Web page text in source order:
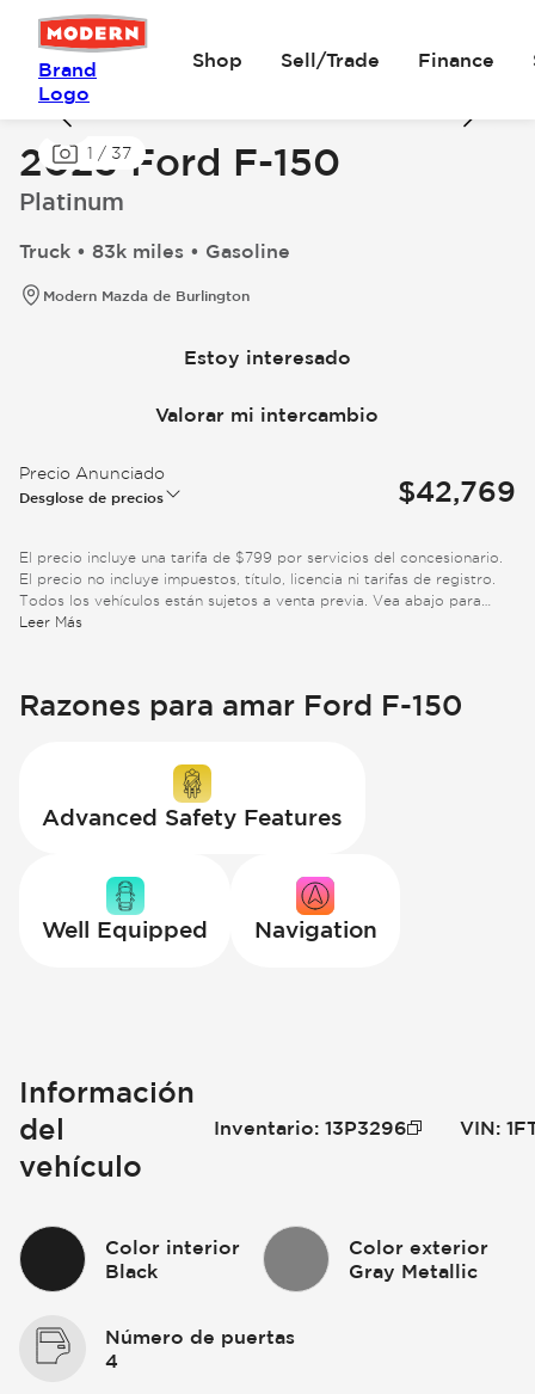
Brand
Logo
Shop Sell/Trade Finance
1 / 37
2023 Ford F-150
Platinum
Truck • 83k miles • Gasoline
Modern Mazda de Burlington
Estoy interesado
Valorar mi intercambio
Precio Anunciado
Desglose de precios $42,769
El precio incluye una tarifa de $799 por servicios del concesionario.
El precio no incluye impuestos, título, licencia ni tarifas de registro.
Todos los vehículos están sujetos a venta previa. Vea abajo para
información adicional.
Leer Más
Razones para amar Ford F-150
Advanced Safety Features
Well Equipped Navigation
Información
del
vehículo
Inventario: 13P3296 VIN:
Color interior
Black
Color exterior
Gray Metallic
Número de puertas
4